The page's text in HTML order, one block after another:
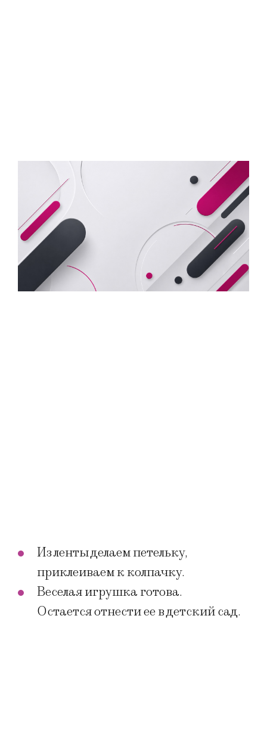
Из ленты делаем петельку,
приклеиваем к колпачку.
Веселая игрушка готова.
Остается отнести ее в детский сад.